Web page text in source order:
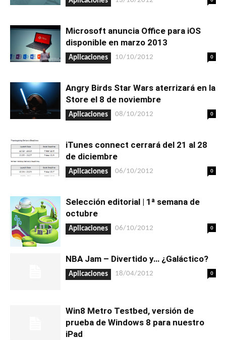
Microsoft anuncia Office para iOS
disponible en marzo 2013
Aplicaciones 10/10/2012 0
Angry Birds Star Wars aterrizará en la
Store el 8 de noviembre
Aplicaciones 08/10/2012 0
iTunes connect cerrará del 21 al 28
de diciembre
Aplicaciones 06/10/2012 0
Selección editorial | 1ª semana de
octubre
Aplicaciones 06/10/2012 0
NBA Jam – Divertido y… ¿Galáctico?
Aplicaciones 18/04/2012 0
Win8 Metro Testbed, versión de
prueba de Windows 8 para nuestro
iPad